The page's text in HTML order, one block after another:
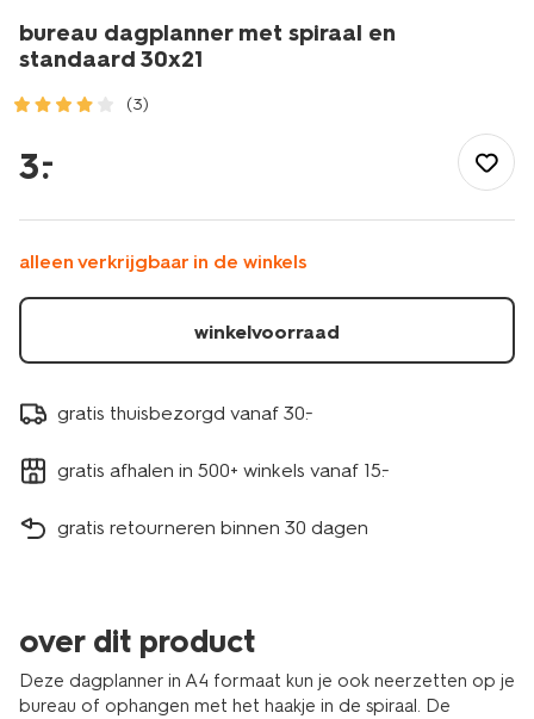
bureau dagplanner met spiraal en
standaard 30x21
(3)
kantoor/agendas/planners/bureau-
dagplanner-
spiraal-
en-
standaard-
30x21-
3.
–
alleen verkrijgbaar in de winkels
winkelvoorraad
gratis thuisbezorgd vanaf 30.-
gratis afhalen in 500+ winkels vanaf 15.-
gratis retourneren binnen 30 dagen
over dit product
Deze dagplanner in A4 formaat kun je ook neerzetten op je
bureau of ophangen met het haakje in de spiraal. De